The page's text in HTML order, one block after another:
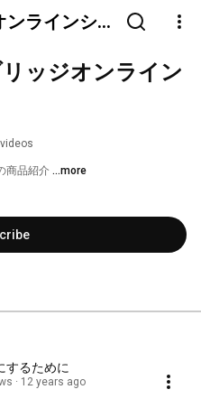
ンラインシ
ッジオンライン
商品紹介 ...more
するために
12 years ago